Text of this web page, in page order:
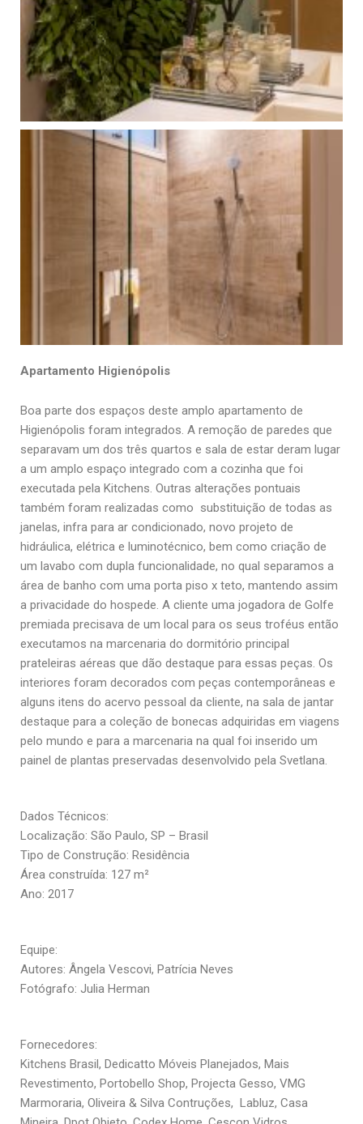
Apartamento Higienópolis
Boa parte dos espaços deste amplo apartamento de
Higienópolis foram integrados. A remoção de paredes que
separavam um dos três quartos e sala de estar deram lugar
a um amplo espaço integrado com a cozinha que foi
executada pela Kitchens. Outras alterações pontuais
também foram realizadas como substituição de todas as
janelas, infra para ar condicionado, novo projeto de
hidráulica, elétrica e luminotécnico, bem como criação de
um lavabo com dupla funcionalidade, no qual separamos a
área de banho com uma porta piso x teto, mantendo assim
a privacidade do hospede. A cliente uma jogadora de Golfe
premiada precisava de um local para os seus troféus então
executamos na marcenaria do dormitório principal
prateleiras aéreas que dão destaque para essas peças. Os
interiores foram decorados com peças contemporâneas e
alguns itens do acervo pessoal da cliente, na sala de jantar
destaque para a coleção de bonecas adquiridas em viagens
pelo mundo e para a marcenaria na qual foi inserido um
painel de plantas preservadas desenvolvido pela Svetlana.
Dados Técnicos:
Localização: São Paulo, SP – Brasil
Tipo de Construção: Residência
Área construída: 127 m²
Ano: 2017
Equipe:
Autores: Ângela Vescovi, Patrícia Neves
Fotógrafo: Julia Herman
Fornecedores:
Kitchens Brasil, Dedicatto Móveis Planejados, Mais
Revestimento, Portobello Shop, Projecta Gesso, VMG
Marmoraria, Oliveira & Silva Contruções, Labluz, Casa